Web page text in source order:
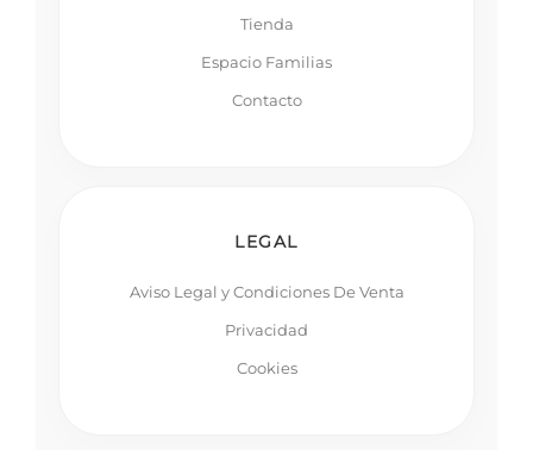
Tienda
Espacio Familias
Contacto
LEGAL
Aviso Legal y Condiciones De Venta
Privacidad
Cookies